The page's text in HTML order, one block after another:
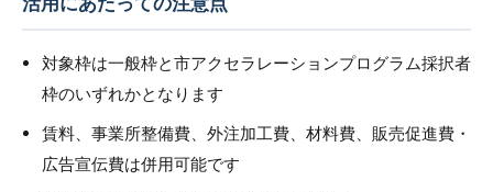
対象枠は一般枠と市アクセラレーションプログラム採択者
枠のいずれかとなります
賃料、事業所整備費、外注加工費、材料費、販売促進費・
広告宣伝費は併用可能です